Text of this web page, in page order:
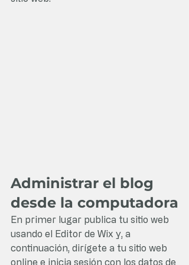
Administrar el blog
desde la computadora
En primer lugar publica tu sitio web
usando el Editor de Wix y, a
continuación, dirígete a tu sitio web
online e inicia sesión con los datos de